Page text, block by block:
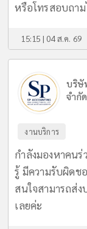
หรือโทรสอบถา
15:15 | 04 ส.ค. 69
บริษั
จำกัด
งานบริการ
กำลังมองหาคน
รู้ มีความรับผิดช
สนใจสามารถส่
เลยค่ะ